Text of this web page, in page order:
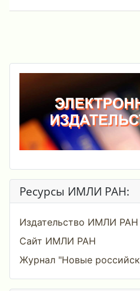
Ресурсы ИМЛИ РАН:
Издательство ИМЛИ РАН
Сайт ИМЛИ РАН
Журнал "Новые